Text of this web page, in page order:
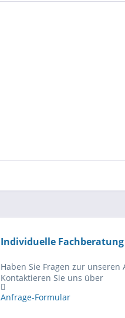
Individuelle Fachberatung
Haben Sie Fragen zur unseren
Kontaktieren Sie uns über
Anfrage-Formular